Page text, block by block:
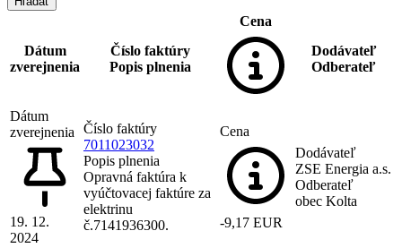
Dátum
zverejnenia
Číslo faktúry
Popis plnenia
Cena
Dodávateľ
Odberateľ
Dátum
zverejnenia
19. 12.
2024
Číslo faktúry
7011023032
Popis plnenia
Opravná faktúra k
vyúčtovacej faktúre za
elektrinu
č.7141936300.
Cena
-9,17 EUR
Dodávateľ
ZSE Energia a.s.
Odberateľ
obec Kolta